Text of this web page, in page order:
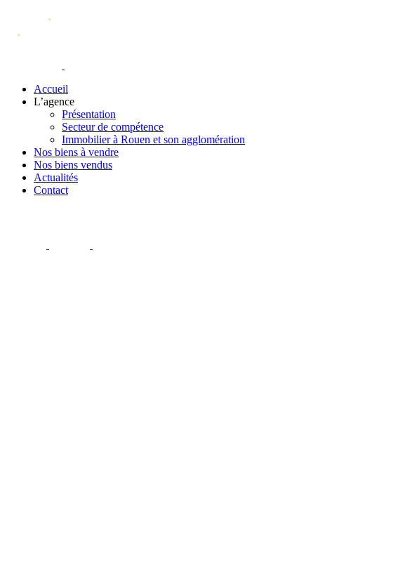
Accueil
L’agence
Présentation
Secteur de compétence
Immobilier à Rouen et son agglomération
Nos biens à vendre
Nos biens vendus
Actualités
Contact